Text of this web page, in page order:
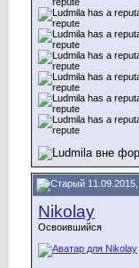
Nikolay
Освоившийся